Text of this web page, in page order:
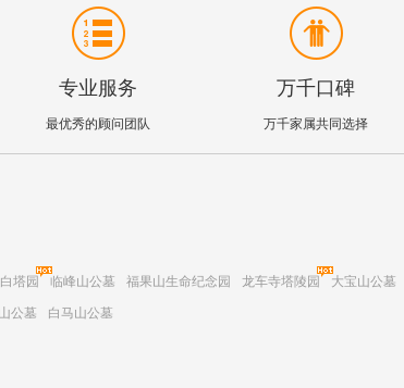
专业服务
最优秀的顾问团队
万千口碑
万千家属共同选择
白塔园 临峰山公墓 福果山生命纪念园 龙车寺塔陵园 大宝山公墓
公墓 白马山公墓